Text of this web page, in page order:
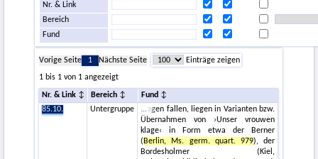
Nr. & Link
Bereich
Fund
Vorige Seite 1 Nächste Seite
Einträge zeigen
1 bis 1 von 1 angezeigt
Nr. & Link Bereich
Fund
85.10.
Untergruppe
agen fallen, liegen in Varianten bzw.
Übernahmen von ›Unser vrouwen
klage‹ in Form etwa der Berner
( Berlin, Ms. germ. quart. 979), der
Bordesholmer (Kiel,